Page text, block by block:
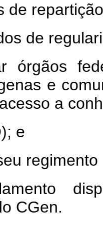
de
de
órgãos
e
a
e
regimento
CGen.